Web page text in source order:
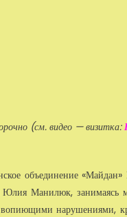
(см. видео — визитка:
объединение
Манилюк, занимаясь
нарушениями,